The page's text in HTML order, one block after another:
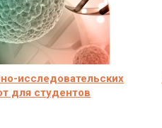
исследовательских
для студентов